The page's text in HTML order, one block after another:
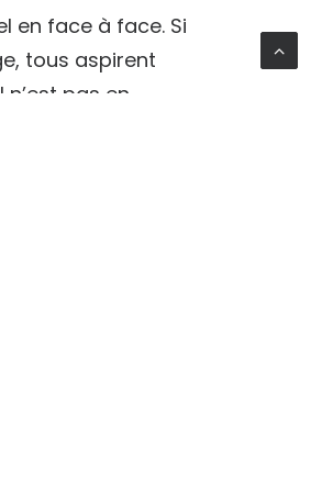
en face à face. Si
tous aspirent
pas en